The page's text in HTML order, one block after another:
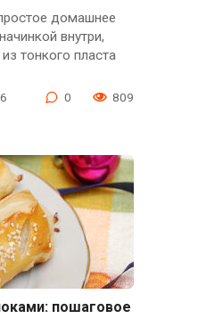
домашнее
внутри,
тонкого пласта
6 0 809
пошаговое